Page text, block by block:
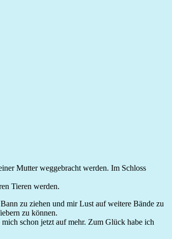
Mutter weggebracht werden. Im Schloss
Tieren werden.
zu ziehen und mir Lust auf weitere Bände zu
zu können.
schon jetzt auf mehr. Zum Glück habe ich